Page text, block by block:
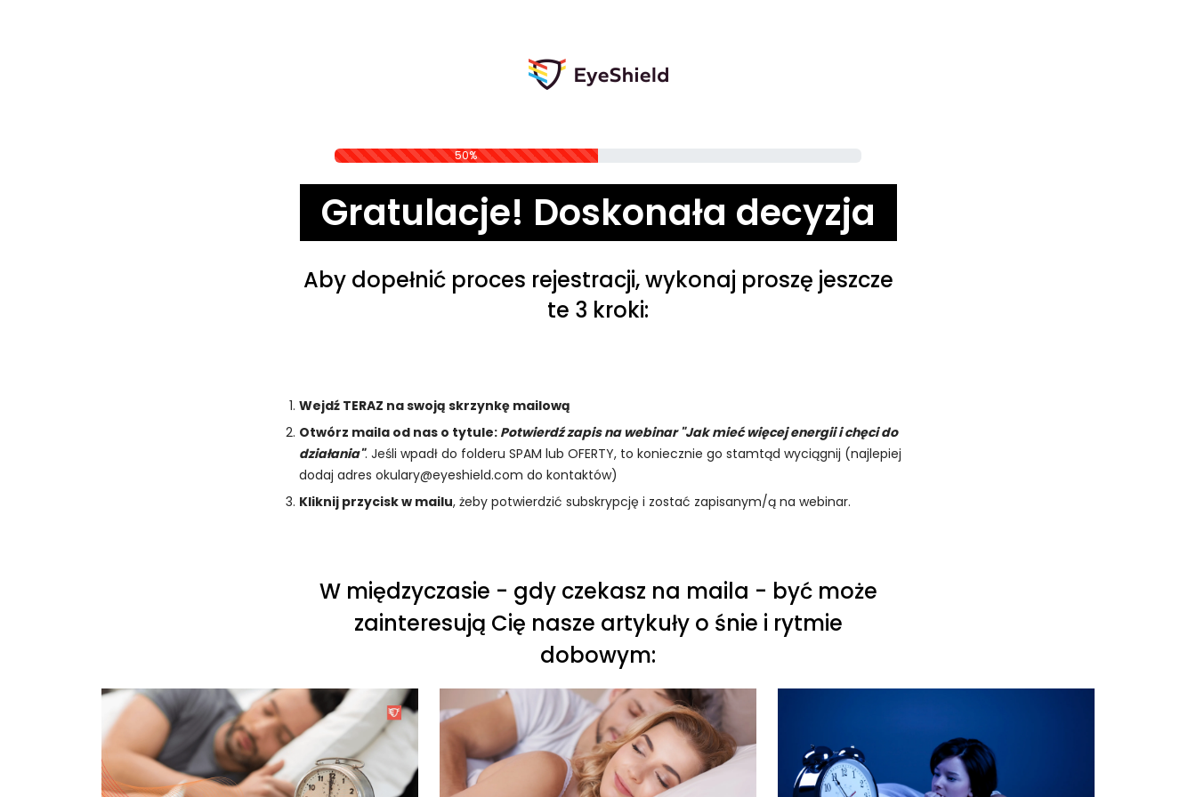
50%
Gratulacje! Doskonała decyzja
Aby dopełnić proces rejestracji, wykonaj proszę jeszcze
te 3 kroki:
Wejdź TERAZ na swoją skrzynkę mailową
Otwórz maila od nas o tytule: Potwierdź zapis na webinar "Jak mieć więcej energii i chęci do
działania". Jeśli wpadł do folderu SPAM lub OFERTY, to koniecznie go stamtąd wyciągnij (najlepiej
dodaj adres okulary@eyeshield.com do kontaktów)
Kliknij przycisk w mailu, żeby potwierdzić subskrypcję i zostać zapisanym/ą na webinar.
W międzyczasie - gdy czekasz na maila - być może
zainteresują Cię nasze artykuły o śnie i rytmie
dobowym: